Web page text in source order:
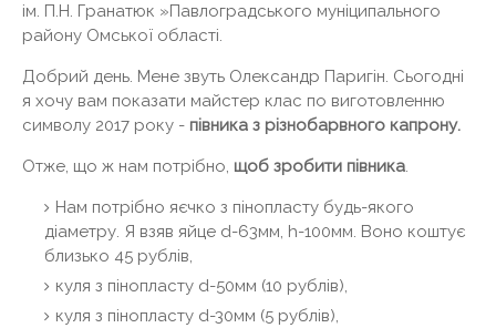
ім. П.Н. Гранатюк »Павлоградського муніципального
району Омської області.
Добрий день. Мене звуть Олександр Паригін. Сьогодні
я хочу вам показати майстер клас по виготовленню
символу 2017 року - півника з різнобарвного капрону.
Отже, що ж нам потрібно, щоб зробити півника.
Нам потрібно яєчко з пінопласту будь-якого
діаметру. Я взяв яйце d-63мм, h-100мм. Воно коштує
близько 45 рублів,
куля з пінопласту d-50мм (10 рублів),
куля з пінопласту d-30мм (5 рублів),